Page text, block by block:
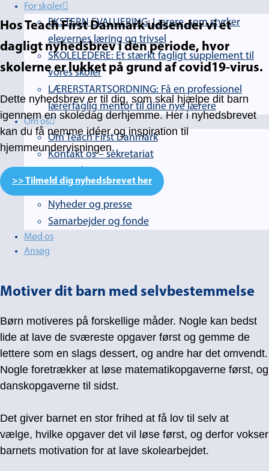
For skoler
EKSTERN EVALUERING: Lærere, som styrker
elevernes læring og trivsel
SKOLELEDERE: Et stærkt fagligt supplement til
vores skoler
LÆRERSTARTSORDNING: Få en professionel
lærerfaglig mentor til dine nye lærere
Om os
Om Teach First Danmark
Kontakt os – sekretariat
Bliv medlem
Nyheder og presse
Samarbejder og fonde
Mød os
Ansøg
Hos Teach First Danmark udsender vi et
dagligt nyhedsbrev i den periode, hvor
skolerne er lukket på grund af covid19-virus.
Dette nyhedsbrev er til dig, som skal hjælpe dit barn
igennem en skoledag derhjemme. Her i nyhedsbrevet
kan du få nemme idéer og inspiration til
hjemmeundervisningen.
>> Tilmeld dig nyhedsbrevet her
Motiver dit barn med selvbestemmelse
Børn motiveres på forskellige måder. Nogle kan bedst
lide at lave de sværeste opgaver først og gemme de
lettere som en slags dessert, og andre har det omvendt.
Nogle foretrækker at løse matematikopgaverne først, og
danskopgaverne til sidst.
Det giver barnet en stor frihed at få lov til selv at
vælge, hvilke opgaver det vil løse først, og derfor vokser
barnets motivation for at lave skolearbejdet.